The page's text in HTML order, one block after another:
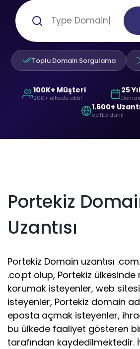
Toplu Domain Sorgulama
100K+ Müşteri
200+ ülkede aktif
25
1.600+
ccTLD dahil
Portekiz
Uzantısı
Portekiz Domain uzantısı
.co.pt olup, Portekiz ülkesinde
korumak isteyenler, web
isteyenler, Portekiz domain
eposta açmak isteyenler,
bu ülkede faaliyet gösteren
tarafından kaydedilmektedir.